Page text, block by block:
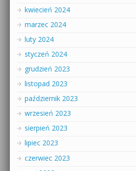
kwiecień 2024
marzec 2024
luty 2024
styczeń 2024
grudzień 2023
listopad 2023
październik 2023
wrzesień 2023
sierpień 2023
lipiec 2023
czerwiec 2023